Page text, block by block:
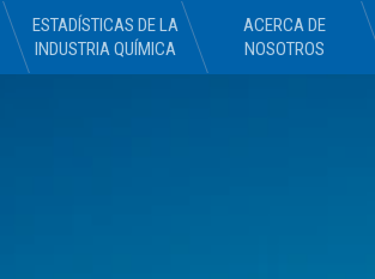
ESTADÍSTICAS DE LA
INDUSTRIA QUÍMICA
ACERCA DE
NOSOTROS